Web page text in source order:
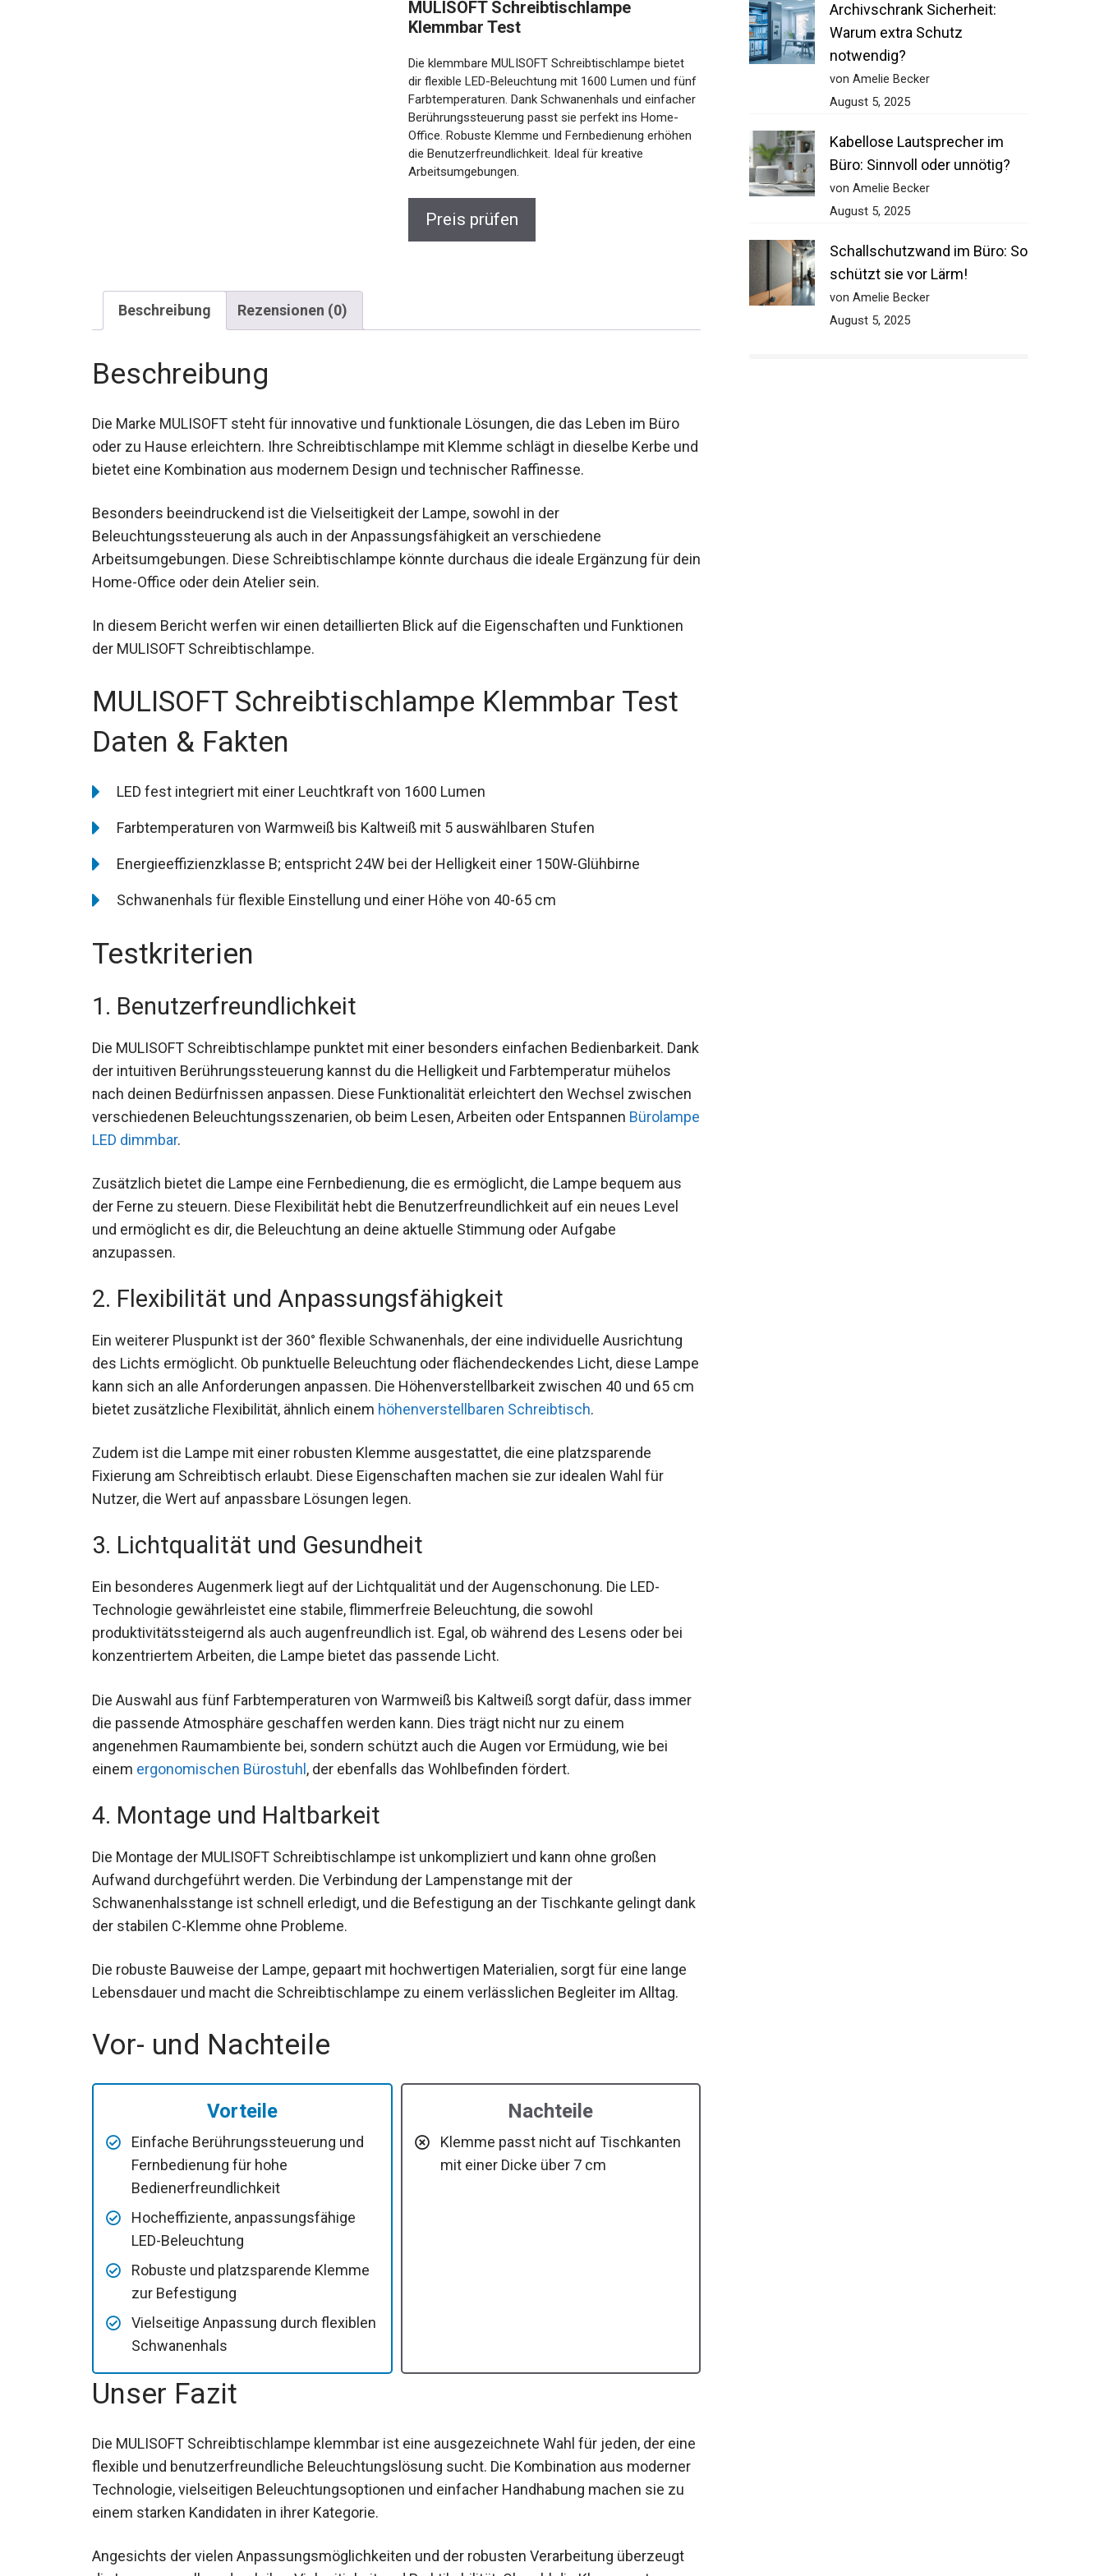
MULISOFT Schreibtischlampe
Klemmbar Test
Die klemmbare MULISOFT Schreibtischlampe bietet
dir flexible LED-Beleuchtung mit 1600 Lumen und fünf
Farbtemperaturen. Dank Schwanenhals und einfacher
Berührungssteuerung passt sie perfekt ins Home-
Office. Robuste Klemme und Fernbedienung erhöhen
die Benutzerfreundlichkeit. Ideal für kreative
Arbeitsumgebungen.
Preis prüfen
Beschreibung Rezensionen (0)
Beschreibung
Die Marke MULISOFT steht für innovative und funktionale Lösungen, die das Leben im Büro
oder zu Hause erleichtern. Ihre Schreibtischlampe mit Klemme schlägt in dieselbe Kerbe und
bietet eine Kombination aus modernem Design und technischer Raffinesse.
Besonders beeindruckend ist die Vielseitigkeit der Lampe, sowohl in der
Beleuchtungssteuerung als auch in der Anpassungsfähigkeit an verschiedene
Arbeitsumgebungen. Diese Schreibtischlampe könnte durchaus die ideale Ergänzung für dein
Home-Office oder dein Atelier sein.
In diesem Bericht werfen wir einen detaillierten Blick auf die Eigenschaften und Funktionen
der MULISOFT Schreibtischlampe.
MULISOFT Schreibtischlampe Klemmbar Test
Daten & Fakten
LED fest integriert mit einer Leuchtkraft von 1600 Lumen
Farbtemperaturen von Warmweiß bis Kaltweiß mit 5 auswählbaren Stufen
Energieeffizienzklasse B; entspricht 24W bei der Helligkeit einer 150W-Glühbirne
Schwanenhals für flexible Einstellung und einer Höhe von 40-65 cm
Testkriterien
1. Benutzerfreundlichkeit
Die MULISOFT Schreibtischlampe punktet mit einer besonders einfachen Bedienbarkeit. Dank
der intuitiven Berührungssteuerung kannst du die Helligkeit und Farbtemperatur mühelos
nach deinen Bedürfnissen anpassen. Diese Funktionalität erleichtert den Wechsel zwischen
verschiedenen Beleuchtungsszenarien, ob beim Lesen, Arbeiten oder Entspannen Bürolampe
LED dimmbar.
Zusätzlich bietet die Lampe eine Fernbedienung, die es ermöglicht, die Lampe bequem aus
der Ferne zu steuern. Diese Flexibilität hebt die Benutzerfreundlichkeit auf ein neues Level
und ermöglicht es dir, die Beleuchtung an deine aktuelle Stimmung oder Aufgabe
anzupassen.
2. Flexibilität und Anpassungsfähigkeit
Ein weiterer Pluspunkt ist der 360° flexible Schwanenhals, der eine individuelle Ausrichtung
des Lichts ermöglicht. Ob punktuelle Beleuchtung oder flächendeckendes Licht, diese Lampe
kann sich an alle Anforderungen anpassen. Die Höhenverstellbarkeit zwischen 40 und 65 cm
bietet zusätzliche Flexibilität, ähnlich einem höhenverstellbaren Schreibtisch.
Zudem ist die Lampe mit einer robusten Klemme ausgestattet, die eine platzsparende
Fixierung am Schreibtisch erlaubt. Diese Eigenschaften machen sie zur idealen Wahl für
Nutzer, die Wert auf anpassbare Lösungen legen.
3. Lichtqualität und Gesundheit
Ein besonderes Augenmerk liegt auf der Lichtqualität und der Augenschonung. Die LED-
Technologie gewährleistet eine stabile, flimmerfreie Beleuchtung, die sowohl
produktivitätssteigernd als auch augenfreundlich ist. Egal, ob während des Lesens oder bei
konzentriertem Arbeiten, die Lampe bietet das passende Licht.
Die Auswahl aus fünf Farbtemperaturen von Warmweiß bis Kaltweiß sorgt dafür, dass immer
die passende Atmosphäre geschaffen werden kann. Dies trägt nicht nur zu einem
angenehmen Raumambiente bei, sondern schützt auch die Augen vor Ermüdung, wie bei
einem ergonomischen Bürostuhl, der ebenfalls das Wohlbefinden fördert.
4. Montage und Haltbarkeit
Die Montage der MULISOFT Schreibtischlampe ist unkompliziert und kann ohne großen
Aufwand durchgeführt werden. Die Verbindung der Lampenstange mit der
Schwanenhalsstange ist schnell erledigt, und die Befestigung an der Tischkante gelingt dank
der stabilen C-Klemme ohne Probleme.
Die robuste Bauweise der Lampe, gepaart mit hochwertigen Materialien, sorgt für eine lange
Lebensdauer und macht die Schreibtischlampe zu einem verlässlichen Begleiter im Alltag.
Vor- und Nachteile
Vorteile
Einfache Berührungssteuerung und
Fernbedienung für hohe
Bedienerfreundlichkeit
Hocheffiziente, anpassungsfähige
LED-Beleuchtung
Robuste und platzsparende Klemme
zur Befestigung
Vielseitige Anpassung durch flexiblen
Schwanenhals
Nachteile
Klemme passt nicht auf Tischkanten
mit einer Dicke über 7 cm
Unser Fazit
Die MULISOFT Schreibtischlampe klemmbar ist eine ausgezeichnete Wahl für jeden, der eine
flexible und benutzerfreundliche Beleuchtungslösung sucht. Die Kombination aus moderner
Technologie, vielseitigen Beleuchtungsoptionen und einfacher Handhabung machen sie zu
einem starken Kandidaten in ihrer Kategorie.
Angesichts der vielen Anpassungsmöglichkeiten und der robusten Verarbeitung überzeugt
Archivschrank Sicherheit:
Warum extra Schutz
notwendig?
von Amelie Becker
August 5, 2025
Kabellose Lautsprecher im
Büro: Sinnvoll oder unnötig?
von Amelie Becker
August 5, 2025
Schallschutzwand im Büro: So
schützt sie vor Lärm!
von Amelie Becker
August 5, 2025